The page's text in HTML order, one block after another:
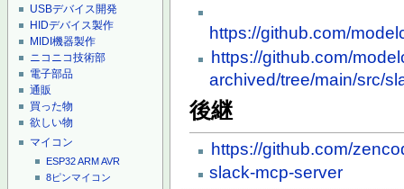
USBデバイス開発
HIDデバイス製作
MIDI機器製作
ニコニコ技術部
電子部品
通販
買った物
欲しい物
マイコン
ESP32ARMAVR
8ピンマイコン
https://github.com/
https://github.com/
archived/tree/main/src/
後継
https://github.com/
slack-mcp-server